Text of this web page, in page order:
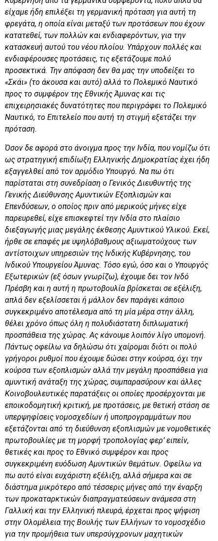
είχαμε ήδη επιλέξει τη γερμανική πρόταση για αυτή τη
φρεγάτα, η οποία είναι μεταξύ των προτάσεων που έχουν
κατατεθεί, των πολλών και ενδιαφερόντων, για την
κατασκευή αυτού του νέου πλοίου. Υπάρχουν πολλές και
ενδιαφέρουσες προτάσεις, τις εξετάζουμε πολύ
προσεκτικά. Την απόφαση δεν θα μας την υποδείξει το
«Σκάι» (το άκουσα και αυτό) αλλά το Πολεμικό Ναυτικό
προς το συμφέρον της Εθνικής Άμυνας και τις
επιχειρησιακές δυνατότητες που περιγράφει το Πολεμικό
Ναυτικό, το Επιτελείο που αυτή τη στιγμή εξετάζει την
πρόταση.
Όσον δε αφορά στο άνοιγμα προς την Ινδία, που νομίζω ότι
ως στρατηγική επιδίωξη Ελληνικής Δημοκρατίας έχει ήδη
εξαγγελθεί από τον αρμόδιο Υπουργό. Να πω ότι
παρίσταται στη συνεδρίαση ο Γενικός Διευθυντής της
Γενικής Διεύθυνσης Αμυντικών Εξοπλισμών και
Επενδύσεων, ο οποίος πριν από μερικούς μήνες είχε
παρευρεθεί, είχε επισκεφτεί την Ινδία στο πλαίσιο
διεξαγωγής μιας μεγάλης έκθεσης Αμυντικού Υλικού. Εκεί,
ήρθε σε επαφές με υψηλόβαθμους αξιωματούχους των
αντίστοιχων υπηρεσιών της Ινδικής Κυβέρνησης, του
Ινδικού Υπουργείου Άμυνας. Τόσο εγώ, όσο και ο Υπουργός
Εξωτερικών (εξ όσων γνωρίζω), έχουμε δει τον Ινδό
Πρέσβη και η αυτή η πρωτοβουλία βρίσκεται σε εξέλιξη,
απλά δεν εξελίσσεται ή μάλλον δεν παράγει κάποιο
συγκεκριμένο αποτέλεσμα από τη μία μέρα στην άλλη,
θέλει χρόνο όπως όλη η πολυδιάστατη διπλωματική
προσπάθεια της χώρας. Ας κάνουμε λοιπόν λίγο υπομονή.
Πάντως οφείλω να δηλώσω ότι χαίρομαι διότι οι πολύ
γρήγοροι ρυθμοί που έχουμε δώσει στην κούρσα, όχι την
κούρσα των εξοπλισμών αλλά την μεγάλη προσπάθεια για
αμυντική ανάταξη της χώρας, συμπαρασύρουν και άλλες
Κοινοβουλευτικές παρατάξεις οι οποίες προσέρχονται με
εποικοδομητική κριτική, με προτάσεις, με θετική στάση σε
υπερψηφίσεις νομοσχεδίων ή υποπρογραμμάτων που
εξετάζονται από τη διεύθυνση εξοπλισμών με νομοθετικές
πρωτοβουλίες με τη μορφή τροπολογίας φερ’ ειπείν,
θετικές και προς το Εθνικό συμφέρον και προς
συγκεκριμένη ευόδωση Αμυντικών θεμάτων. Οφείλω να
πω αυτό είναι ευχάριστη εξέλιξη, αλλά σήμερα και σε
διάστημα μικρότερο από τέσσερις μήνες από την έναρξη
των προκαταρκτικών διαπραγματεύσεων ανάμεσα στη
Γαλλική και την Ελληνική πλευρά, έρχεται προς ψήφιση
στην Ολομέλεια της Βουλής των Ελλήνων το νομοσχέδιο
για την προμήθεια των υπερσύγχρονων μαχητικών